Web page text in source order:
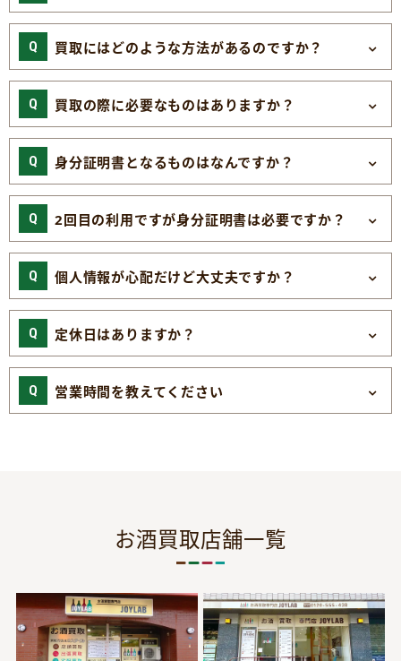
買取にはどのような方法があるのですか？
買取の際に必要なものはありますか？
身分証明書となるものはなんですか？
2回目の利用ですが身分証明書は必要ですか？
個人情報が心配だけど大丈夫ですか？
定休日はありますか？
営業時間を教えてください
お酒買取店舗一覧